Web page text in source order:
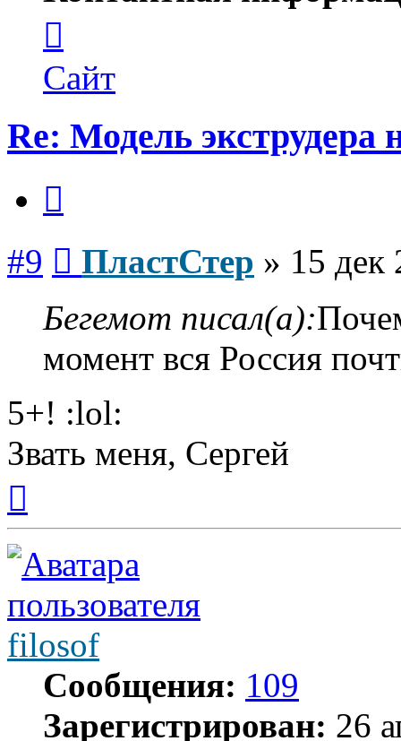
пользователя
ПластСтер
Сайт
Re: Модель экструдера
#9 ПластСтер » 15 дек
Бегемот писал(а):
момент вся Россия
5+! :lol:
Звать меня, Сергей
началу
filosof
Сообщения: 109
Зарегистрирован: 26